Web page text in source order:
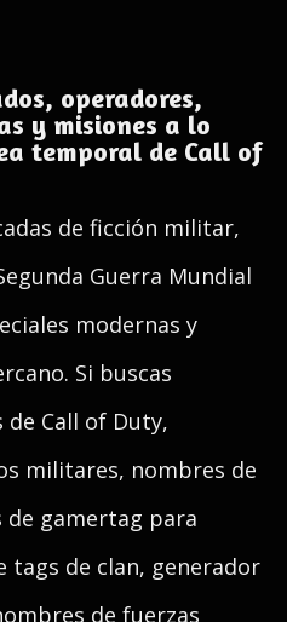
operadores,
y misiones a lo
temporal de Call of
de ficción militar,
Guerra Mundial
modernas y
Si buscas
Call of Duty,
militares, nombres de
de gamertag para
tags de clan, generador
de fuerzas